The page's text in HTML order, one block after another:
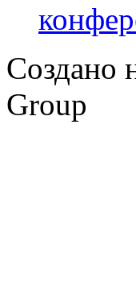
Создано
Group